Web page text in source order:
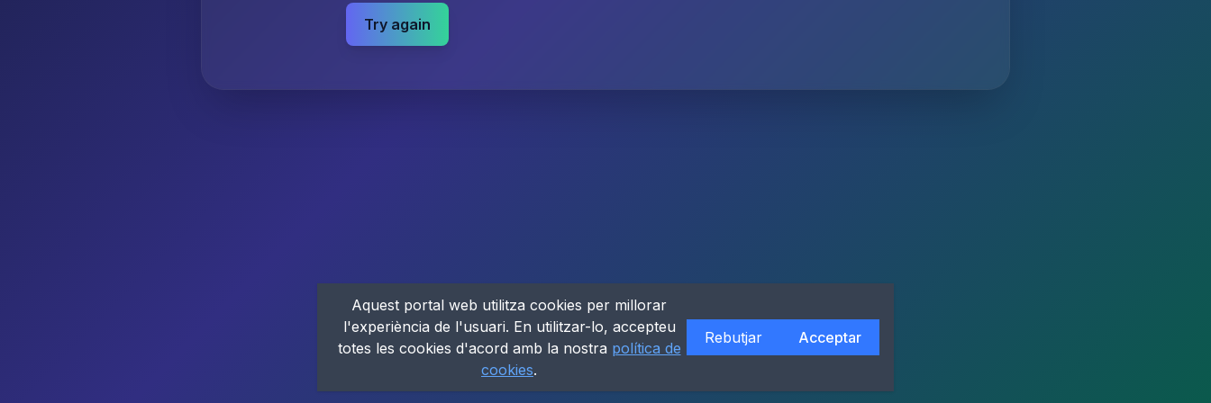
Try again
Aquest portal web utilitza cookies per millorar
l'experiència de l'usuari. En utilitzar-lo, accepteu
totes les cookies d'acord amb la nostra política de
cookies.
Rebutjar Acceptar